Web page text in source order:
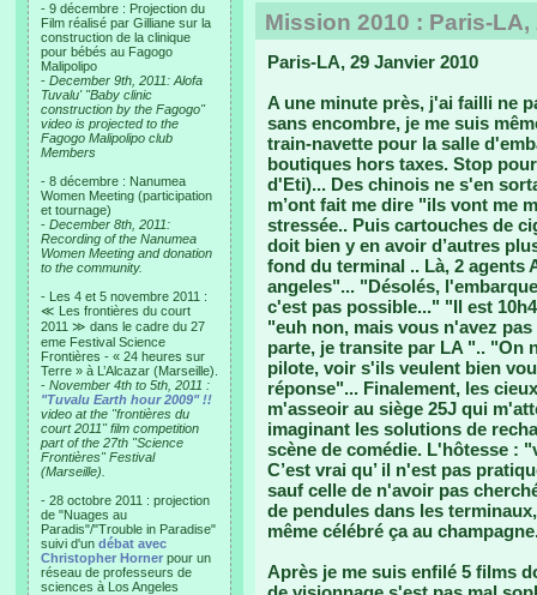
- 9 décembre : Projection du
Film réalisé par Gilliane sur la
construction de la clinique
pour bébés au Fagogo
Malipolipo
- December 9th, 2011: Alofa
Tuvalu' "Baby clinic
construction by the Fagogo"
video is projected to the
Fagogo Malipolipo club
Members
- 8 décembre : Nanumea
Women Meeting (participation
et tournage)
- December 8th, 2011:
Recording of the Nanumea
Women Meeting and donation
to the community.
- Les 4 et 5 novembre 2011 :
≪ Les frontières du court
2011 ≫ dans le cadre du 27
eme Festival Science
Frontières - « 24 heures sur
Terre » à L’Alcazar (Marseille).
- November 4th to 5th, 2011 :
"Tuvalu Earth hour 2009" !!
video at the "frontières du
court 2011" film competition
part of the 27th "Science
Frontières" Festival
(Marseille).
- 28 octobre 2011 : projection
de "Nuages au
Paradis"/"Trouble in Paradise"
suivi d'un débat avec
Christopher Horner pour un
réseau de professeurs de
sciences à Los Angeles
Mission 2010 : Paris-
Paris-LA, 29 Janvier 2010
A une minute près, j'ai failli ne
sans encombre, je me suis
train-navette pour la salle
boutiques hors taxes. Stop
d'Eti)... Des chinois ne s'en
m’ont fait me dire "ils vont me
stressée.. Puis cartouches de
doit bien y en avoir d’autres
fond du terminal .. Là, 2 agents
angeles"... "Désolés,
c'est pas possible..." "Il est
"euh non, mais vous n'avez
parte, je transite par LA ".. "On
pilote, voir s'ils veulent bien
réponse"... Finalement, les
m'asseoir au siège 25J qui
imaginant les solutions de
scène de comédie. L'hôtesse :
C’est vrai qu’ il n'est pas
sauf celle de n'avoir pas
de pendules dans les
même célébré ça au
Après je me suis enfilé 5 films